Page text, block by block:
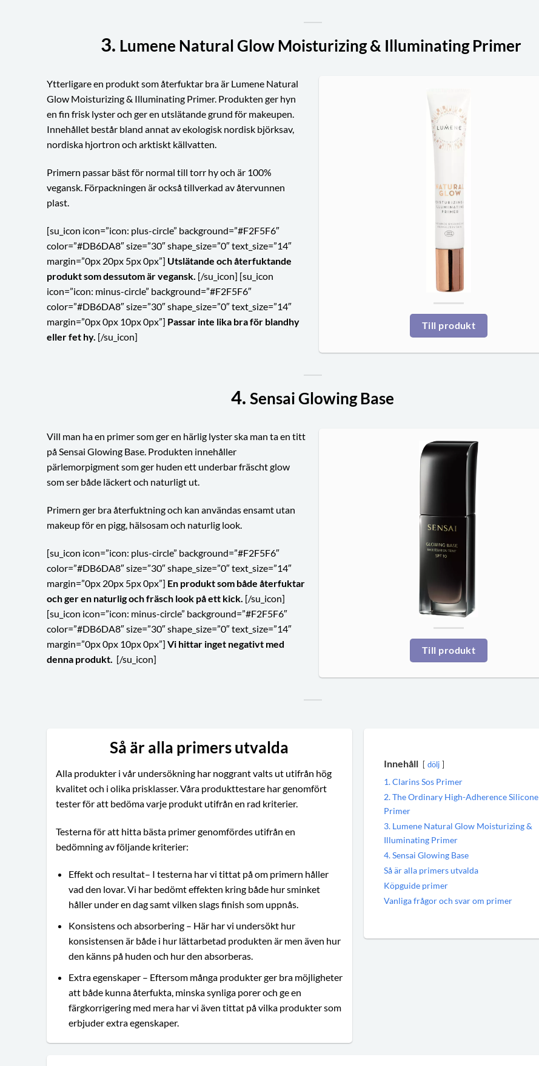
3. Lumene Natural Glow Moisturizing & Illuminating Primer
Ytterligare en produkt som återfuktar bra är Lumene Natural
Glow Moisturizing & Illuminating Primer. Produkten ger hyn
en fin frisk lyster och ger en utslätande grund för makeupen.
Innehållet består bland annat av ekologisk nordisk björksav,
nordiska hjortron och arktiskt källvatten.
Primern passar bäst för normal till torr hy och är 100%
vegansk. Förpackningen är också tillverkad av återvunnen
plast.
[su_icon icon=”icon: plus-circle” background=”#F2F5F6″
color=”#DB6DA8″ size=”30″ shape_size=”0″ text_size=”14″
margin=”0px 20px 5px 0px”] Utslätande och återfuktande
produkt som dessutom är vegansk. [/su_icon] [su_icon
icon=”icon: minus-circle” background=”#F2F5F6″
color=”#DB6DA8″ size=”30″ shape_size=”0″ text_size=”14″
margin=”0px 0px 10px 0px”] Passar inte lika bra för blandhy
eller fet hy. [/su_icon]
Till produkt
4.Sensai Glowing Base
Vill man ha en primer som ger en härlig lyster ska man ta en titt
på Sensai Glowing Base. Produkten innehåller
pärlemorpigment som ger huden ett underbar fräscht glow
som ser både läckert och naturligt ut.
Primern ger bra återfuktning och kan användas ensamt utan
makeup för en pigg, hälsosam och naturlig look.
[su_icon icon=”icon: plus-circle” background=”#F2F5F6″
color=”#DB6DA8″ size=”30″ shape_size=”0″ text_size=”14″
margin=”0px 20px 5px 0px”] En produkt som både återfuktar
och ger en naturlig och fräsch look på ett kick. [/su_icon]
[su_icon icon=”icon: minus-circle” background=”#F2F5F6″
color=”#DB6DA8″ size=”30″ shape_size=”0″ text_size=”14″
margin=”0px 0px 10px 0px”] Vi hittar inget negativt med
denna produkt. [/su_icon]
Till produkt
Så är alla primers utvalda
Alla produkter i vår undersökning har noggrant valts ut utifrån hög
kvalitet och i olika prisklasser. Våra produkttestare har genomfört
tester för att bedöma varje produkt utifrån en rad kriterier.
Testerna för att hitta bästa primer genomfördes utifrån en
bedömning av följande kriterier:
Effekt och resultat– I testerna har vi tittat på om primern håller
vad den lovar. Vi har bedömt effekten kring både hur sminket
håller under en dag samt vilken slags finish som uppnås.
Konsistens och absorbering – Här har vi undersökt hur
konsistensen är både i hur lättarbetad produkten är men även hur
den känns på huden och hur den absorberas.
Extra egenskaper – Eftersom många produkter ger bra möjligheter
att både kunna återfukta, minska synliga porer och ge en
färgkorrigering med mera har vi även tittat på vilka produkter som
erbjuder extra egenskaper.
Innehåll dölj
1. Clarins Sos Primer
2. The Ordinary High-Adherence Silicone
Primer
3. Lumene Natural Glow Moisturizing &
Illuminating Primer
4. Sensai Glowing Base
Så är alla primers utvalda
Köpguide primer
Vanliga frågor och svar om primer